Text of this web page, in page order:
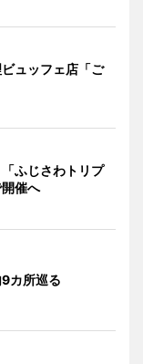
ュッフェ店「ご
ふじさわトリプ
催へ
カ所巡る